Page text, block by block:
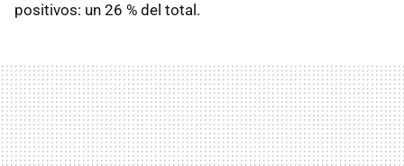
positivos: un 26 % del total.